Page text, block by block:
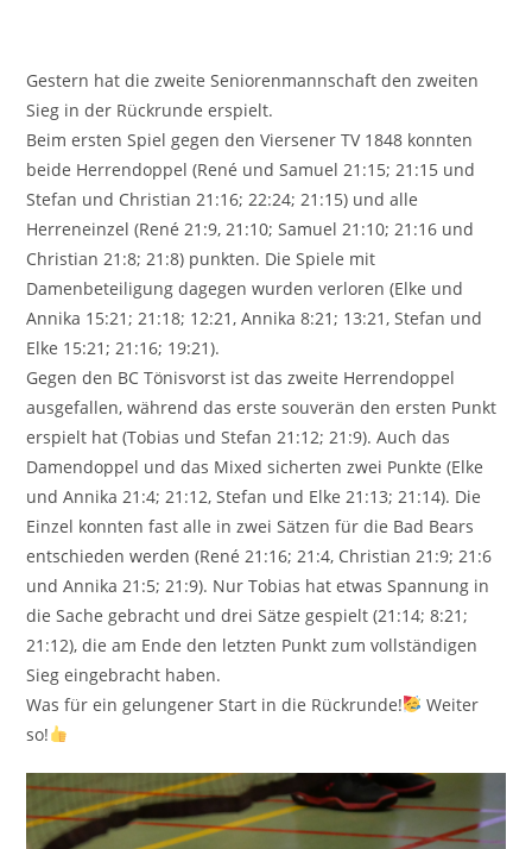
Gestern hat die zweite Seniorenmannschaft den zweiten
Sieg in der Rückrunde erspielt.
Beim ersten Spiel gegen den Viersener TV 1848 konnten
beide Herrendoppel (René und Samuel 21:15; 21:15 und
Stefan und Christian 21:16; 22:24; 21:15) und alle
Herreneinzel (René 21:9, 21:10; Samuel 21:10; 21:16 und
Christian 21:8; 21:8) punkten. Die Spiele mit
Damenbeteiligung dagegen wurden verloren (Elke und
Annika 15:21; 21:18; 12:21, Annika 8:21; 13:21, Stefan und
Elke 15:21; 21:16; 19:21).
Gegen den BC Tönisvorst ist das zweite Herrendoppel
ausgefallen, während das erste souverän den ersten Punkt
erspielt hat (Tobias und Stefan 21:12; 21:9). Auch das
Damendoppel und das Mixed sicherten zwei Punkte (Elke
und Annika 21:4; 21:12, Stefan und Elke 21:13; 21:14). Die
Einzel konnten fast alle in zwei Sätzen für die Bad Bears
entschieden werden (René 21:16; 21:4, Christian 21:9; 21:6
und Annika 21:5; 21:9). Nur Tobias hat etwas Spannung in
die Sache gebracht und drei Sätze gespielt (21:14; 8:21;
21:12), die am Ende den letzten Punkt zum vollständigen
Sieg eingebracht haben.
Was für ein gelungener Start in die Rückrunde!
Weiter
so!